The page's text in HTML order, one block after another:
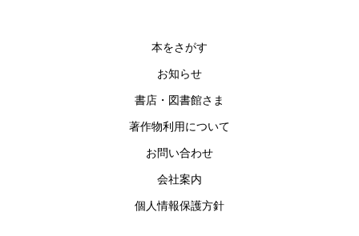
本をさがす
お知らせ
書店・図書館さま
著作物利用について
お問い合わせ
会社案内
個人情報保護方針